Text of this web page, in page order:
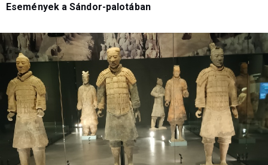
Események a Sándor-palotában